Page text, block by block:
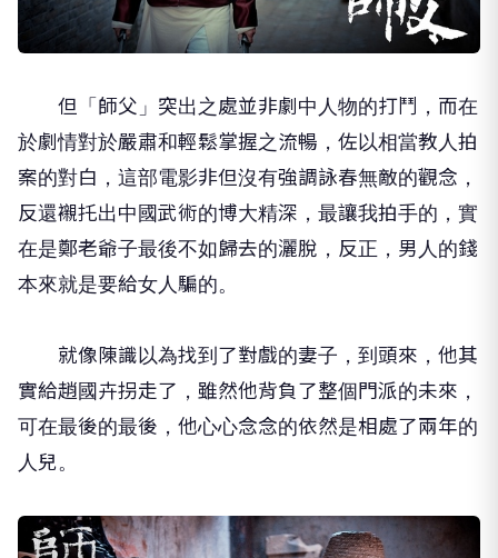
但「師父」突出之處並非劇中人物的打鬥，而在
於劇情對於嚴肅和輕鬆掌握之流暢，佐以相當教人拍
案的對白，這部電影非但沒有強調詠春無敵的觀念，
反還襯托出中國武術的博大精深，最讓我拍手的，實
在是鄭老爺子最後不如歸去的灑脫，反正，男人的錢
本來就是要給女人騙的。
就像陳識以為找到了對戲的妻子，到頭來，他其
實給趙國卉拐走了，雖然他背負了整個門派的未來，
可在最後的最後，他心心念念的依然是相處了兩年的
人兒。